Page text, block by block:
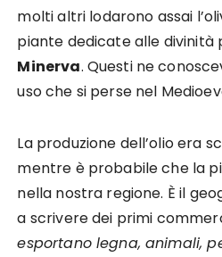
molti altri lodarono assai
piante dedicate alle divinità
Minerva. Questi ne
uso che si perse nel
La produzione dell’olio era
mentre è probabile che la
nella nostra regione. È il
a scrivere dei primi
esportano legna, animali,